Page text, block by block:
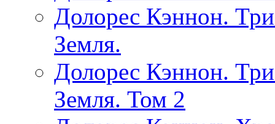
Долорес Кэннон.
Земля.
Долорес Кэннон.
Земля. Том 2